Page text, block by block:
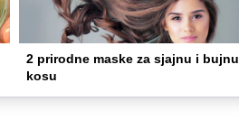
2 prirodne maske za sjajnu i bujnu
kosu